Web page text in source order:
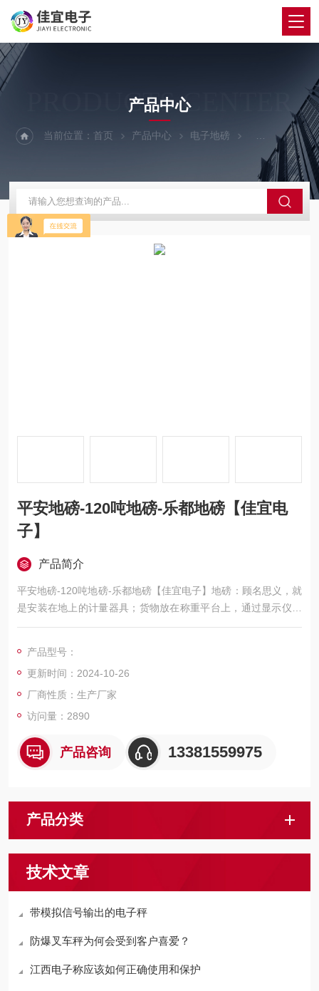
PRODUCTS CENTER
产品中心
当前位置：首页 产品中心 电子地磅 120吨地磅
平安地磅-120吨地磅-乐都地磅【佳宜电
子】
产品简介
平安地磅-120吨地磅-乐都地磅【佳宜电子】地磅：顾名思义，就
是安装在地上的计量器具；货物放在称重平台上，通过显示仪表
直接显示出货物重量的一种设备；想了解或订购120吨地磅的用
放心，热切期等与您的交流和合作！
产品型号：
更新时间：2024-10-26
厂商性质：生产厂家
访问量：2890
产品咨询 13381559975
产品分类
技术文章
带模拟信号输出的电子秤
防爆叉车秤为何会受到客户喜爱？
江西电子称应该如何正确使用和保护